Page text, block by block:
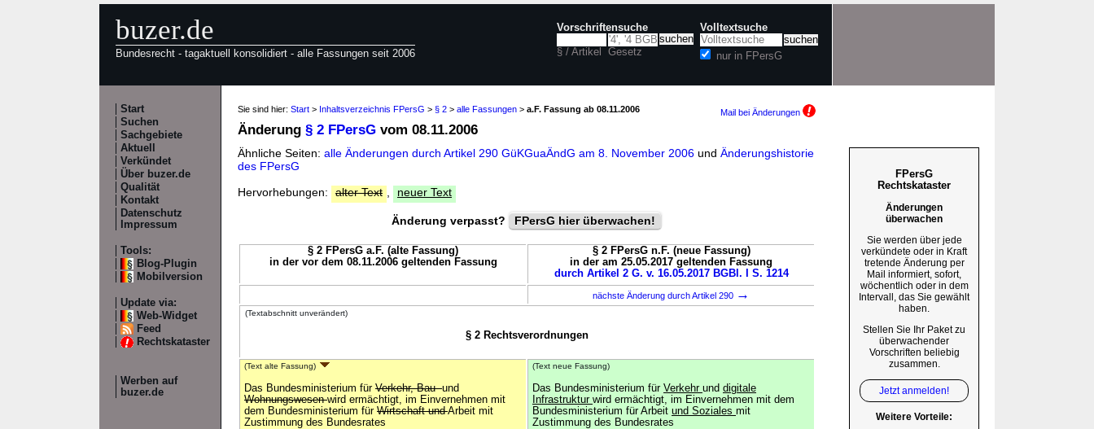
buzer.de
Bundesrecht - tagaktuell konsolidiert - alle Fassungen seit 2006
Vorschriftensuche
§ / Artikel Gesetz
Volltextsuche
nur in FPersG
Start
Suchen
Sachgebiete
Aktuell
Verkündet
Über buzer.de
Qualität
Kontakt
Datenschutz
Impressum
Tools:
Blog-Plugin
Mobilversion
Update via:
Web-Widget
Feed
Rechtskataster
Werben auf
buzer.de
Sie sind hier: Start > Inhaltsverzeichnis FPersG > § 2 > alle Fassungen > a.F. Fassung ab 08.11.2006 Mail bei Änderungen
Änderung § 2 FPersG vom 08.11.2006
Ähnliche Seiten: alle Änderungen durch Artikel 290 GüKGuaÄndG am 8. November 2006 und Änderungshistorie
des FPersG
Hervorhebungen:
alter Text neuer Text
Änderung verpasst? FPersG hier überwachen!
§ 2 FPersG a.F. (alte Fassung)
in der vor dem 08.11.2006 geltenden Fassung
§ 2 FPersG n.F. (neue Fassung)
in der am 25.05.2017 geltenden Fassung
durch Artikel 2 G. v. 16.05.2017 BGBl. I S. 1214
nächste Änderung durch Artikel 290 →
(Textabschnitt unverändert)
§ 2 Rechtsverordnungen
(Text alte Fassung)
Das Bundesministerium für Verkehr, Bau-und
Wohnungswesenwird ermächtigt, im Einvernehmen mit
dem Bundesministerium für Wirtschaft undArbeit mit
Zustimmung des Bundesrates
(Text neue Fassung)
Das Bundesministerium für Verkehr und digitale
Infrastruktur wird ermächtigt, im Einvernehmen mit dem
Bundesministerium für Arbeit und Soziales mit
Zustimmung des Bundesrates
FPersG
Rechtskataster
Änderungen
überwachen
Sie werden über jede
verkündete oder in Kraft
tretende Änderung per
Mail informiert, sofort,
wöchentlich oder in dem
Intervall, das Sie gewählt
haben.
Stellen Sie Ihr Paket zu
überwachender
Vorschriften beliebig
zusammen.
Jetzt anmelden!
Weitere Vorteile: